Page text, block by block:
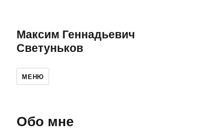
Максим Геннадьевич
Светуньков
МЕНЮ
Обо мне